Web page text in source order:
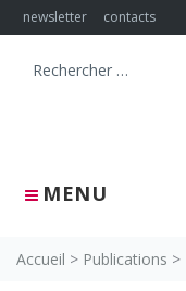
Skip
to
newsletter contacts
MENU
Search
Accueil > Publications >